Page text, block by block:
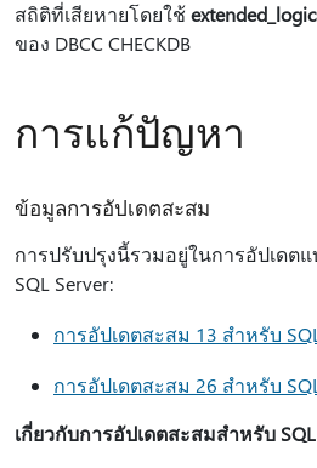
สถิติที่เสียหายโดยใช้
ของ DBCC CHECKDB
การแก้ปัญหา
ข้อมูลการอัปเดตสะสม
การปรับปรุงนี้รวมอยู่ในการอัปเดต
SQL Server:
การอัปเดตสะสม 13 สําหรับ
การอัปเดตสะสม 26 สําหรับ
เกี่ยวกับการอัปเดตสะสมสําหรับ SQL